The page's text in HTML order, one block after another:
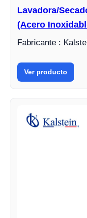
Lavadora/
(Acero
Fabricante :
Ver producto